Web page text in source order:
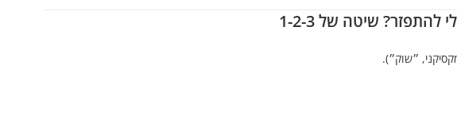
להתפזר? שיטה של 1-2-3
״שוק״).